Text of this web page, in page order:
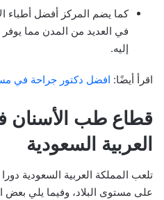
كما يضم المركز أفضل أطباء
في العديد من المدن مما
إليه.
اقرأ أيضًا: افضل دكتور جراحة في
قطاع طب الأسنان
العربية السعودية
تلعب المملكة العربية السعودية
على مستوى البلاد، وفيما يلي بعض